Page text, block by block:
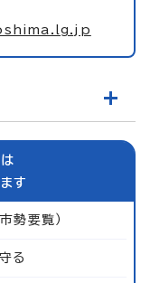
す
勢要覧）
る